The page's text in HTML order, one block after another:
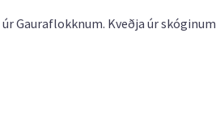
úr Gauraflokknum. Kveðja úr skóginum